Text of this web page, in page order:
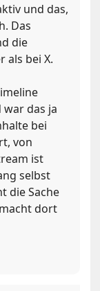
und das,
Das
die
als bei X.
das ja
bei
von
ist
selbst
die Sache
dort